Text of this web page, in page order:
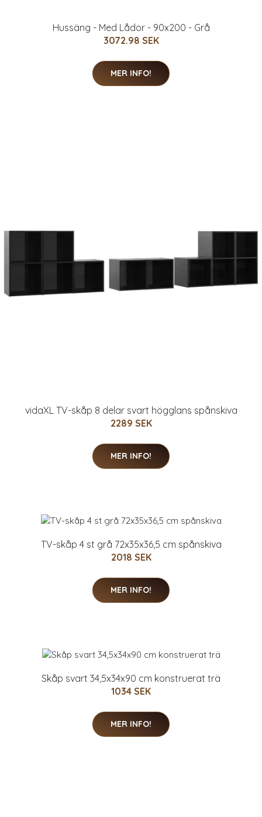
Hussäng - Med Lådor - 90x200 - Grå
3072.98 SEK
MER INFO!
vidaXL TV-skåp 8 delar svart högglans spånskiva
2289 SEK
MER INFO!
TV-skåp 4 st grå 72x35x36,5 cm spånskiva
2018 SEK
MER INFO!
Skåp svart 34,5x34x90 cm konstruerat trä
1034 SEK
MER INFO!